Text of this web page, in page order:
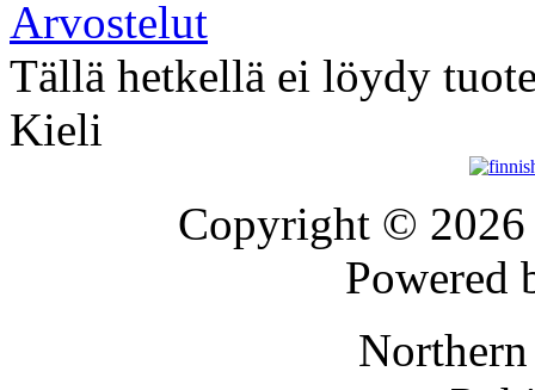
Arvostelut
Tällä hetkellä ei löydy
Kieli
Copyright ©
Powered